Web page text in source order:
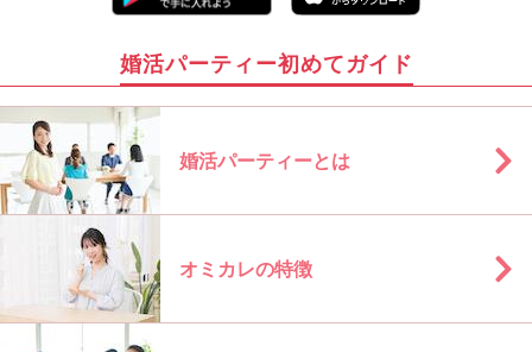
婚活パーティー初めてガイド
婚活パーティーとは
オミカレの特徴